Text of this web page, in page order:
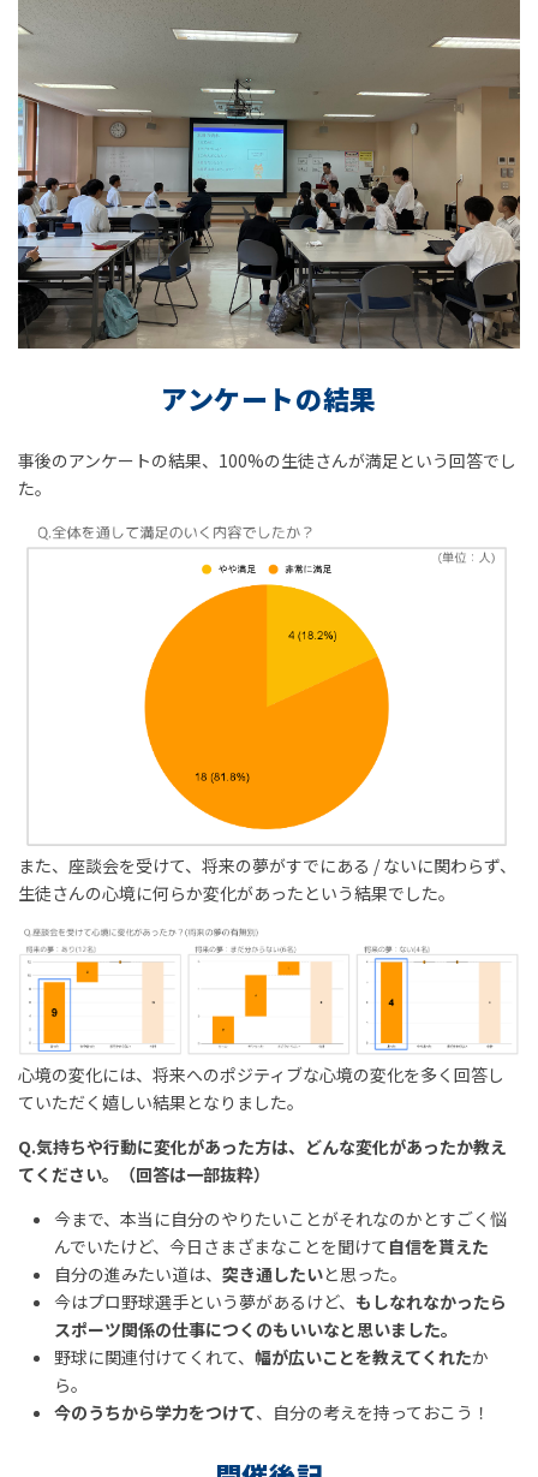
アンケートの結果
事後のアンケートの結果、100%の生徒さんが満足という回答でし
た。
また、座談会を受けて、将来の夢がすでにある / ないに関わらず、
生徒さんの心境に何らか変化があったという結果でした。
心境の変化には、将来へのポジティブな心境の変化を多く回答し
ていただく嬉しい結果となりました。
Q.気持ちや行動に変化があった方は、どんな変化があったか教え
てください。（回答は一部抜粋）
今まで、本当に自分のやりたいことがそれなのかとすごく悩
んでいたけど、今日さまざまなことを聞けて 自信を貰えた
自分の進みたい道は、 突き通したいと思った。
今はプロ野球選手という夢があるけど、 もしなれなかったら
スポーツ関係の仕事につくのもいいなと思いました。
野球に関連付けてくれて、 幅が広いことを教えてくれたか
ら。
今のうちから学力をつけて、自分の考えを持っておこう！